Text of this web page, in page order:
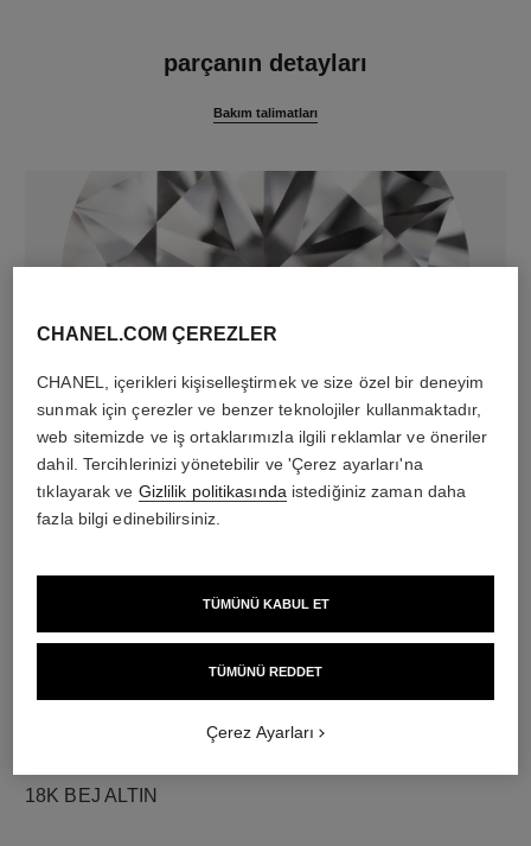
parçanın detayları
Bakım talimatları
pırlantalar
Toplam 0,73 karat, 23 adet yuvarlak kesim pırlanta
Her bir tasarımın özellikleri kendine özgüdür**
18K BEJ ALTIN
CHANEL.COM ÇEREZLER
CHANEL, içerikleri kişiselleştirmek ve size özel bir deneyim
sunmak için çerezler ve benzer teknolojiler kullanmaktadır,
web sitemizde ve iş ortaklarımızla ilgili reklamlar ve öneriler
dahil. Tercihlerinizi yönetebilir ve 'Çerez ayarları'na
tıklayarak ve Gizlilik politikasında istediğiniz zaman daha
fazla bilgi edinebilirsiniz.
TÜMÜNÜ REDDET
TÜMÜNÜ KABUL ET
Çerez Ayarları